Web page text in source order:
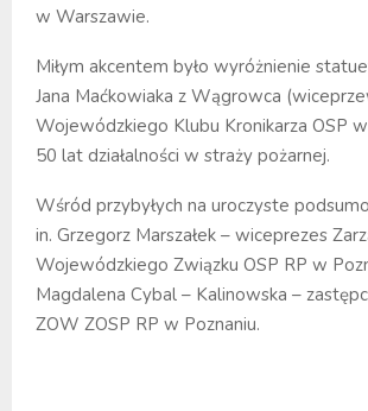
w Warszawie.
Miłym akcentem było wyróżnienie
Jana Maćkowiaka z Wągrowca
Wojewódzkiego Klubu Kronikarza OSP
50 lat działalności w straży pożarnej.
Wśród przybyłych na uroczyste
in. Grzegorz Marszałek – wiceprezes
Wojewódzkiego Związku OSP RP w
Magdalena Cybal – Kalinowska –
ZOW ZOSP RP w Poznaniu.